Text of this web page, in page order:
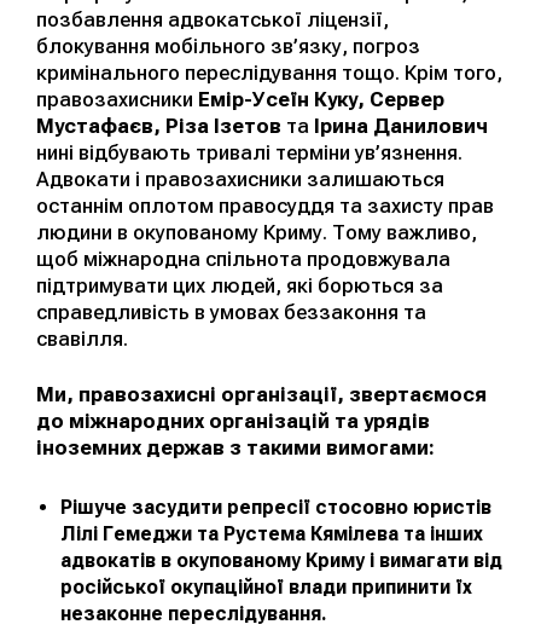
позбавлення адвокатської ліцензії,
блокування мобільного зв’язку, погроз
кримінального переслідування тощо. Крім того,
правозахисники Емір-Усеїн Куку, Сервер
Мустафаєв, Різа Ізетов та Ірина Данилович
нині відбувають тривалі терміни ув’язнення.
Адвокати і правозахисники залишаються
останнім оплотом правосуддя та захисту прав
людини в окупованому Криму. Тому важливо,
щоб міжнародна спільнота продовжувала
підтримувати цих людей, які борються за
справедливість в умовах беззаконня та
свавілля.
Ми, правозахисні організації, звертаємося
до міжнародних організацій та урядів
іноземних держав з такими вимогами:
Рішуче засудити репресії стосовно юристів
Лілі Гемеджи та Рустема Кямілева та інших
адвокатів в окупованому Криму і вимагати від
російської окупаційної влади припинити їх
незаконне переслідування.